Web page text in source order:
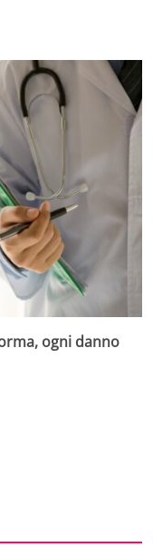
ogni danno